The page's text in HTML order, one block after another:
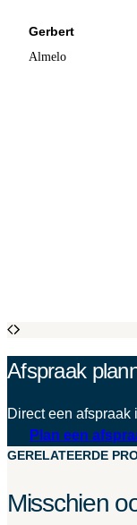
Gerbert
Almelo
Afspraak
Direct een
Plan een
GERELATEERDE
Misschien